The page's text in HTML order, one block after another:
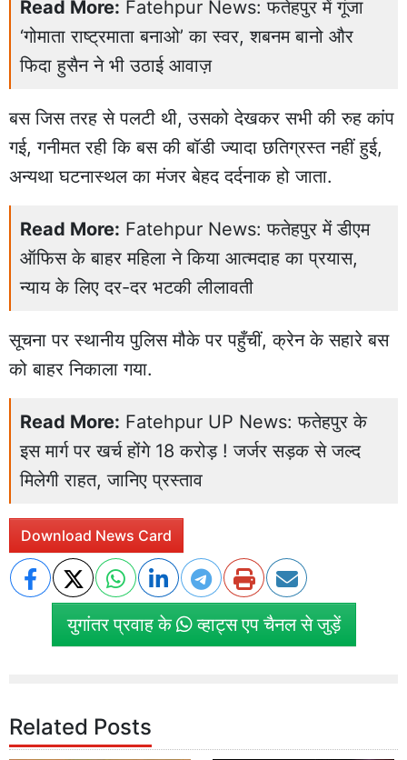
Read More: Fatehpur News: फतेहपुर में गूंजा
‘गोमाता राष्ट्रमाता बनाओ’ का स्वर, शबनम बानो और
फिदा हुसैन ने भी उठाई आवाज़
बस जिस तरह से पलटी थी, उसको देखकर सभी की रुह कांप
गई, गनीमत रही कि बस की बॉडी ज्यादा छतिग्रस्त नहीं हुई,
अन्यथा घटनास्थल का मंजर बेहद दर्दनाक हो जाता.
Read More: Fatehpur News: फतेहपुर में डीएम
ऑफिस के बाहर महिला ने किया आत्मदाह का प्रयास,
न्याय के लिए दर-दर भटकी लीलावती
सूचना पर स्थानीय पुलिस मौके पर पहुँचीं, क्रेन के सहारे बस
को बाहर निकाला गया.
Read More: Fatehpur UP News: फतेहपुर के
इस मार्ग पर खर्च होंगे 18 करोड़ ! जर्जर सड़क से जल्द
मिलेगी राहत, जानिए प्रस्ताव
Download News Card
युगांतर प्रवाह के व्हाट्स एप चैनल से जुड़ें
Related Posts